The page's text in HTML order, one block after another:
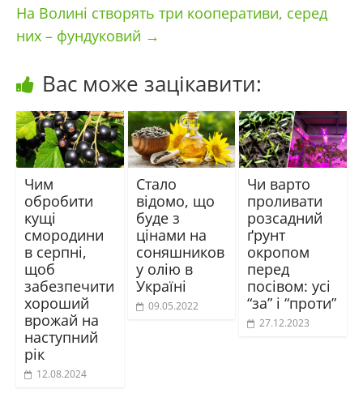
На Волині створять три кооперативи, серед
них – фундуковий →
Вас може зацікавити:
Чим
обробити
кущі
смородини
в серпні,
щоб
забезпечити
хороший
врожай на
наступний
рік
12.08.2024
Стало
відомо, що
буде з
цінами на
соняшников
у олію в
Україні
09.05.2022
Чи варто
проливати
розсадний
ґрунт
окропом
перед
посівом: усі
“за” і “проти”
27.12.2023